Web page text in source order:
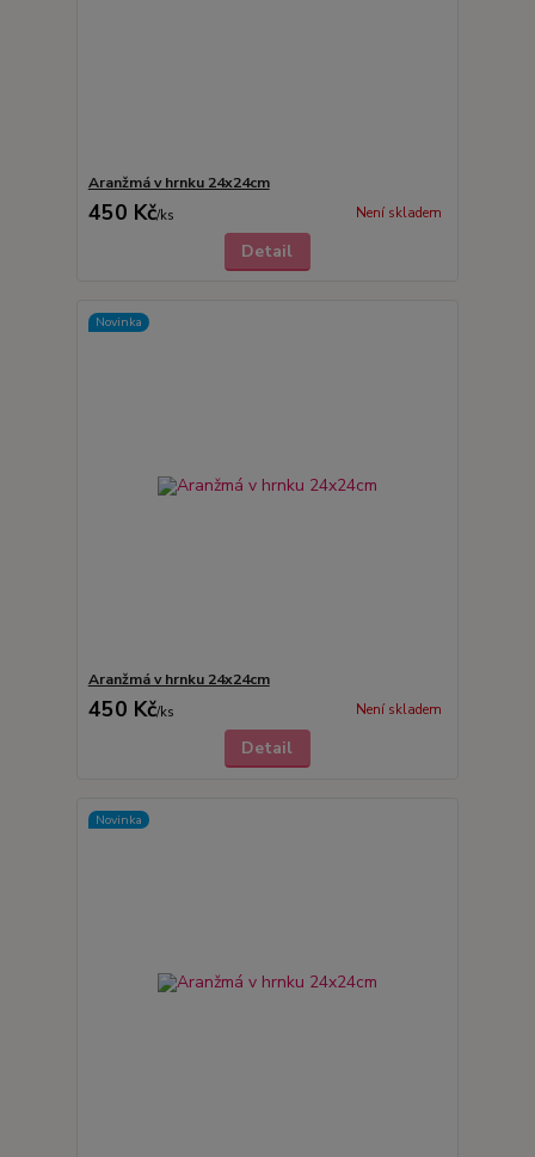
Aranžmá v hrnku 24x24cm
450 Kč/ks Není skladem
Detail
Novinka
Aranžmá v hrnku 24x24cm
450 Kč/ks Není skladem
Detail
Novinka